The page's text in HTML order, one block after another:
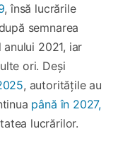
, însă lucrările
semnarea
2021, iar
ori. Deși
, autoritățile au
până în 2027,
lucrărilor.